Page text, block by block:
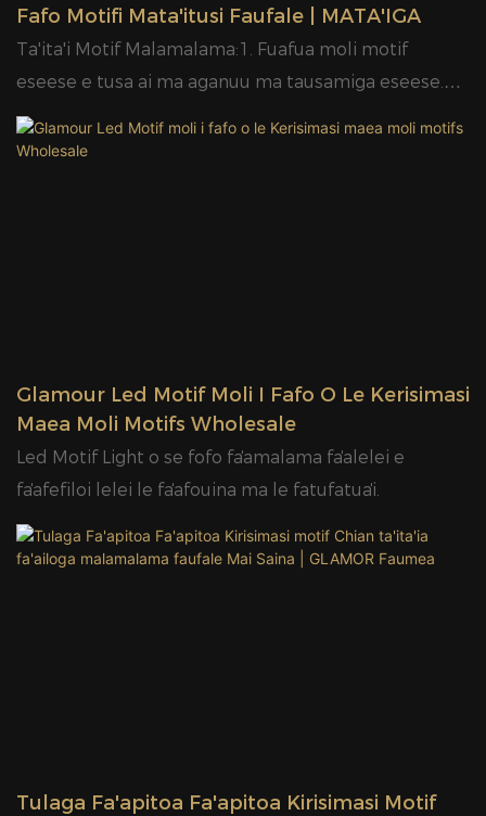
Fafo Motifi Mata'itusi Faufale | MATA'IGA
Ta'ita'i Motif Malamalama:1. Fuafua moli motif
eseese e tusa ai ma aganuu ma tausamiga eseese.2.
O ituaiga eseese o mea teuteu e fa'aogaina i le moli
fa'ameamea, e pei o le PVC mesh, garland ma le
Glamour Led Motif Moli I Fafo O Le Kerisimasi
Maea Moli Motifs Wholesale
Led Motif Light o se fofo faʻamalama faʻalelei e
faʻafefiloi lelei le faʻafouina ma le fatufatuaʻi.
Tulaga Fa'apitoa Fa'apitoa Kirisimasi Motif